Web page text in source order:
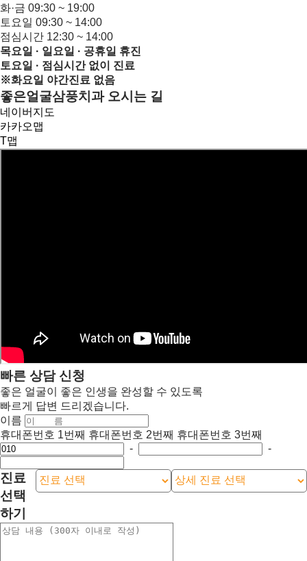
화·금 09:30 ~ 19:00
토요일 09:30 ~ 14:00
점심시간 12:30 ~ 14:00
목요일 · 일요일 · 공휴일 휴진
토요일 · 점심시간 없이 진료
※화요일 야간진료 없음
좋은얼굴삼풍치과 오시는 길
네이버지도
카카오맵
T맵
빠른 상담 신청
좋은 얼굴이 좋은 인생을 완성할 수 있도록
빠르게 답변 드리겠습니다.
이름
휴대폰번호 1번째 휴대폰번호 2번째 휴대폰번호 3번째
-
-
진료
선택
하기